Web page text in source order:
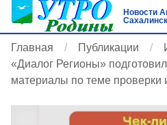
Новости
Главная Публикации
«Диалог Регионы»
материалы по теме